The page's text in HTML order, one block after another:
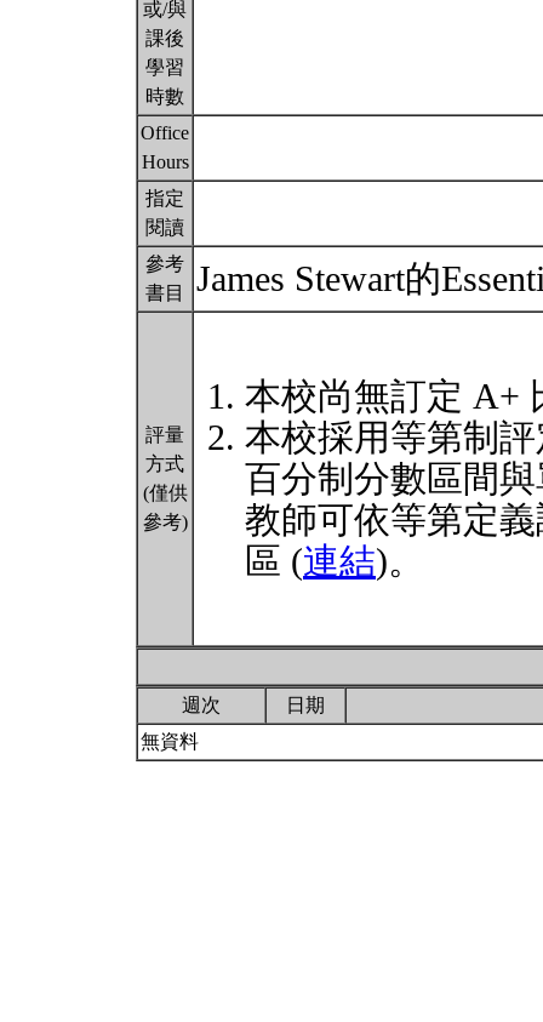
或/與
課後
學習
時數
Office
Hours
指定
閱讀
參考
書目
James Stewart的
評量
方式
(僅供
參考)
本校尚無訂定 A+
本校採用等第制
百分制分數區間
教師可依等第定
區 (連結)。
週次
日期
無資料